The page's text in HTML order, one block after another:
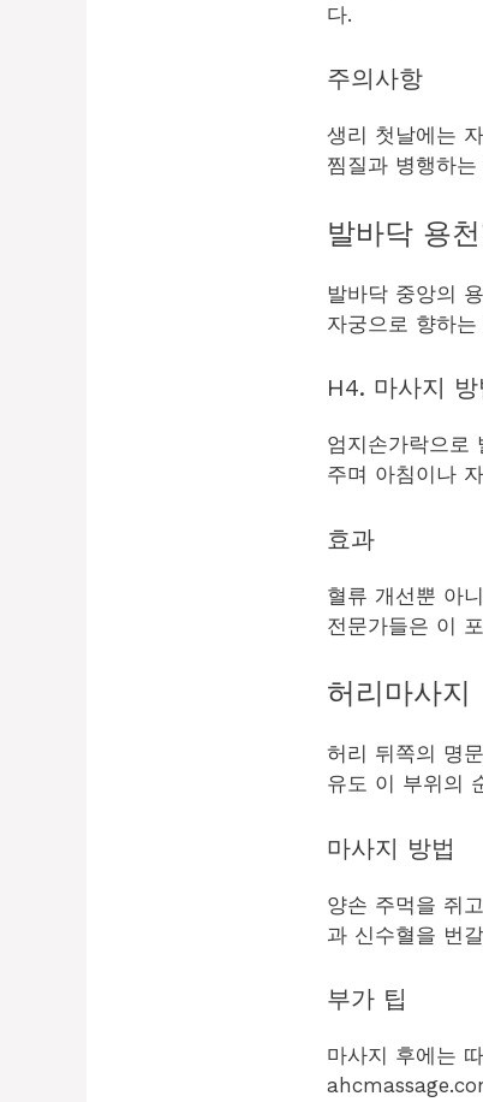
다.
주의사항
생리 첫날에는
찜질과 병행하
발바닥 용
발바닥 중앙의
자궁으로 향하
H4. 마사지 방
엄지손가락으로
주며 아침이나
효과
혈류 개선뿐 아
전문가들은 이
허리마사지
허리 뒤쪽의 명
유도 이 부위의
마사지 방법
양손 주먹을 쥐
과 신수혈을 번
부가 팁
마사지 후에는